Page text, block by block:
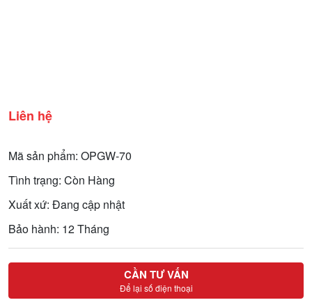
Liên hệ
Mã sản phẩm: OPGW-70
Tình trạng: Còn Hàng
Xuất xứ: Đang cập nhật
Bảo hành: 12 Tháng
CẦN TƯ VẤN
Để lại số điện thoại